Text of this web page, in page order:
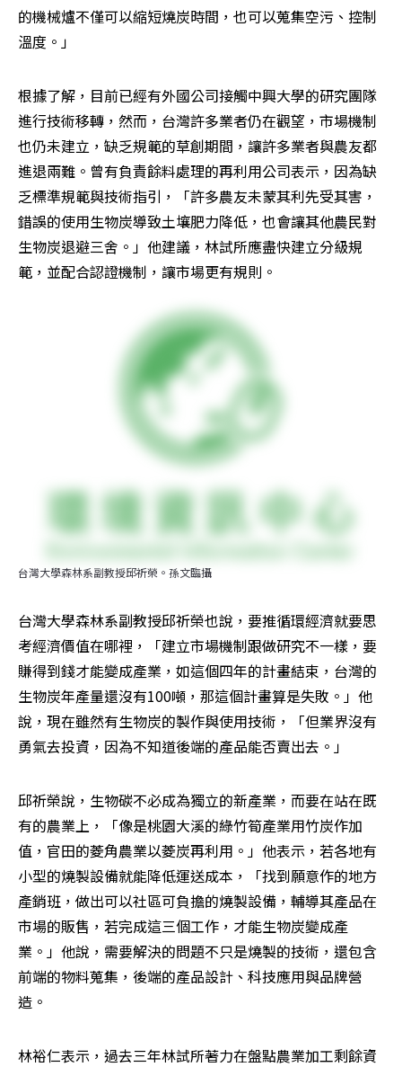
的機械爐不僅可以縮短燒炭時間，也可以蒐集空污、控制
溫度。」
根據了解，目前已經有外國公司接觸中興大學的研究團隊
進行技術移轉，然而，台灣許多業者仍在觀望，市場機制
也仍未建立，缺乏規範的草創期間，讓許多業者與農友都
進退兩難。曾有負責餘料處理的再利用公司表示，因為缺
乏標準規範與技術指引，「許多農友未蒙其利先受其害，
錯誤的使用生物炭導致土壤肥力降低，也會讓其他農民對
生物炭退避三舍。」他建議，林試所應盡快建立分級規
範，並配合認證機制，讓市場更有規則。
台灣大學森林系副教授邱祈榮。孫文臨攝
台灣大學森林系副教授邱祈榮也說，要推循環經濟就要思
考經濟價值在哪裡，「建立市場機制跟做研究不一樣，要
賺得到錢才能變成產業，如這個四年的計畫結束，台灣的
生物炭年產量還沒有100噸，那這個計畫算是失敗。」他
說，現在雖然有生物炭的製作與使用技術，「但業界沒有
勇氣去投資，因為不知道後端的產品能否賣出去。」
邱祈榮說，生物碳不必成為獨立的新產業，而要在站在既
有的農業上，「像是桃園大溪的綠竹筍產業用竹炭作加
值，官田的菱角農業以菱炭再利用。」他表示，若各地有
小型的燒製設備就能降低運送成本，「找到願意作的地方
產銷班，做出可以社區可負擔的燒製設備，輔導其產品在
市場的販售，若完成這三個工作，才能生物炭變成產
業。」他說，需要解決的問題不只是燒製的技術，還包含
前端的物料蒐集，後端的產品設計、科技應用與品牌營
造。
林裕仁表示，過去三年林試所著力在盤點農業加工剩餘資